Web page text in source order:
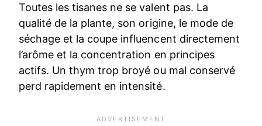
Toutes les tisanes ne se valent pas. La
qualité de la plante, son origine, le mode de
séchage et la coupe influencent directement
l’arôme et la concentration en principes
actifs. Un thym trop broyé ou mal conservé
perd rapidement en intensité.